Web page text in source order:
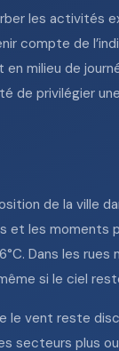
les activités
compte de
milieu de
de privilégier
de la ville
les moments
Dans les
si le ciel
vent reste
secteurs plus